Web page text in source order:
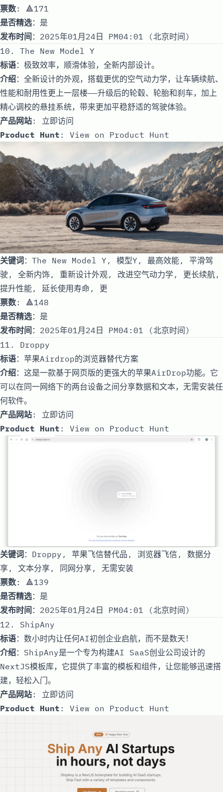
票数: 🔺171
是否精选：是
发布时间 ：2025年01月24日 PM04:01 (北京时间)
10. The New Model Y
标语：极致效率，顺滑体验，全新内部设计。
介绍：全新设计的外观，搭载更优的空气动力学，让车辆续航、
性能和耐用性更上一层楼——升级后的轮毂、轮胎和刹车，加上
精心调校的悬挂系统，带来更加平稳舒适的驾驶体验。
产品网站: 立即访问
Product Hunt : View on Product Hunt
关键词：The New Model Y, 模型Y, 最高效能, 平滑驾
驶, 全新内饰, 重新设计外观, 改进空气动力学, 更长续航,
提升性能, 延长使用寿命, 更
票数: 🔺148
是否精选：是
发布时间 ：2025年01月24日 PM04:01 (北京时间)
11. Droppy
标语：苹果Airdrop的浏览器替代方案
介绍：这是一款基于网页版的更强大的苹果AirDrop功能。它
可以在同一网络下的两台设备之间分享数据和文本，无需安装任
何软件。
产品网站: 立即访问
Product Hunt : View on Product Hunt
关键词：Droppy, 苹果飞信替代品, 浏览器飞信, 数据分
享, 文本分享, 同网分享, 无需安装
票数: 🔺139
是否精选：是
发布时间 ：2025年01月24日 PM04:01 (北京时间)
12. ShipAny
标语：数小时内让任何AI初创企业启航，而不是数天！
介绍：ShipAny是一个专为构建AI SaaS创业公司设计的
NextJS模板库，它提供了丰富的模板和组件，让您能够迅速搭
建，轻松入门。
产品网站: 立即访问
Product Hunt : View on Product Hunt